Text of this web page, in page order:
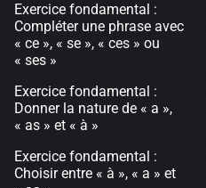
Exercice fondamental :
Compléter une phrase avec
« ce », « se », « ces » ou
« ses »
Exercice fondamental :
Donner la nature de « a »,
« as » et « à »
Exercice fondamental :
Choisir entre « à », « a » et